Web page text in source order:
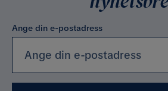
Ange din e-postadress